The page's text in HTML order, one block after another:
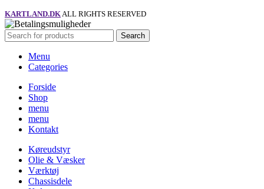
KARTLAND.DKALL RIGHTS RESERVED
Search
Menu
Categories
Forside
Shop
menu
menu
Kontakt
Køreudstyr
Olie & Væsker
Værktøj
Chassisdele